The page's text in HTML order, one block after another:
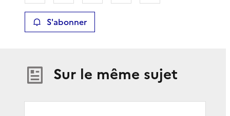
S'abonner
Sur le même sujet